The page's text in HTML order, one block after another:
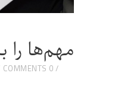
مهم‌ها
0 COMMENTS